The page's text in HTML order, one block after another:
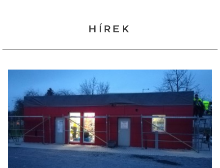
HÍREK